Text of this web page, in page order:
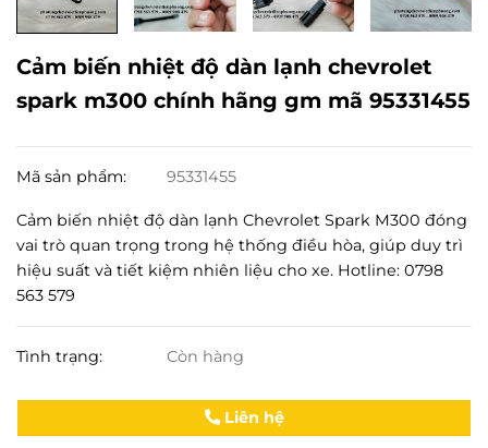
Cảm biến nhiệt độ dàn lạnh chevrolet
spark m300 chính hãng gm mã 95331455
Mã sản phẩm: 95331455
Cảm biến nhiệt độ dàn lạnh Chevrolet Spark M300 đóng
vai trò quan trọng trong hệ thống điều hòa, giúp duy trì
hiệu suất và tiết kiệm nhiên liệu cho xe. Hotline: 0798
563 579
Tình trạng: Còn hàng
Liên hệ